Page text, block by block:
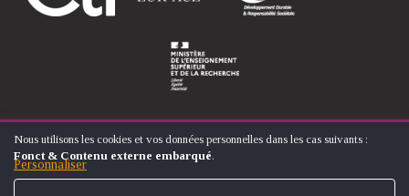
© ÉCOLE NATIONALE SUPÉRIEURE D'ARTS ET MÉTIERS
UTILISATION
DES
DONNÉES
Nous utilisons les cookies et vos données personnelles dans les cas suivants :
Fonct & Contenu externe embarqué.
Personnaliser